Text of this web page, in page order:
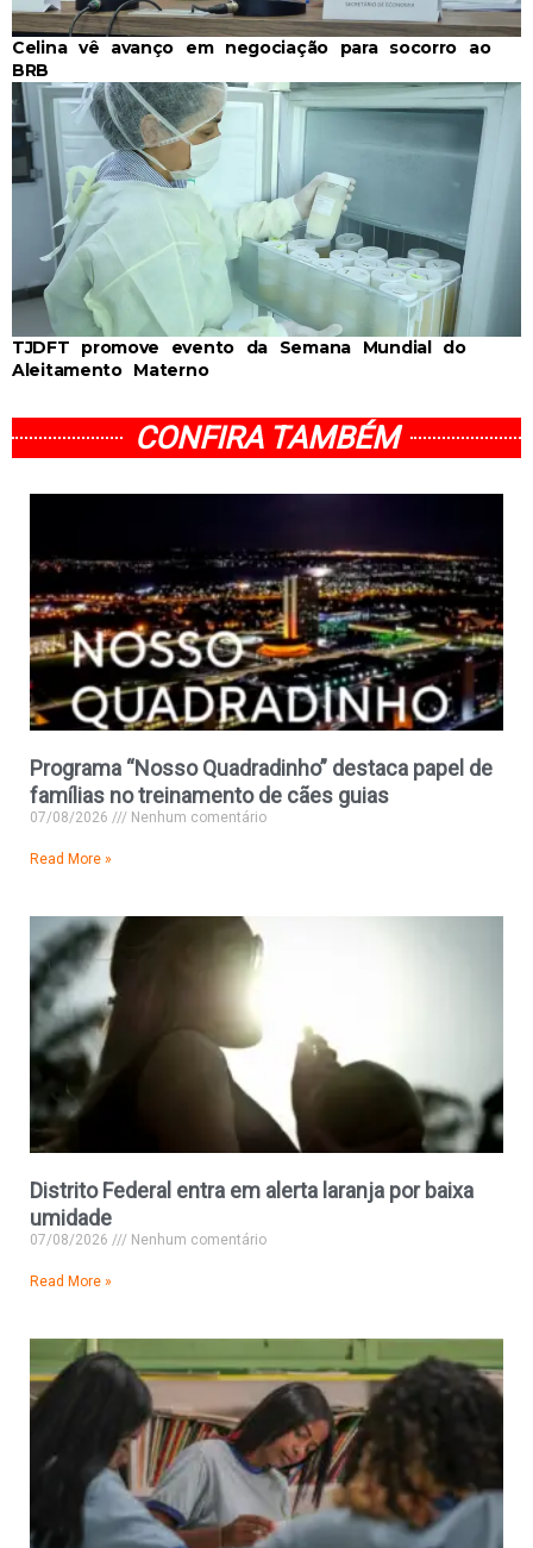
Celina vê avanço em negociação para socorro ao
BRB
TJDFT promove evento da Semana Mundial do
Aleitamento Materno
CONFIRA TAMBÉM
Programa “Nosso Quadradinho” destaca papel de
famílias no treinamento de cães guias
07/08/2026 Nenhum comentário
Read More »
Distrito Federal entra em alerta laranja por baixa
umidade
07/08/2026 Nenhum comentário
Read More »